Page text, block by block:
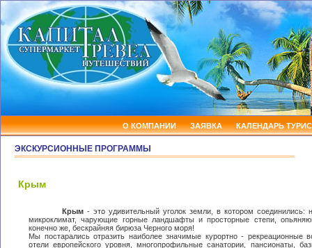
О КОМПАНИИ ЗАЯВКА КАЛЕНДАРЬ
ЭКСКУРСИОННЫЕ ПРОГРАММЫ
Крым
Крым - это удивительный уголок земли, в котором соединились:
микроклимат, чарующие горные ландшафты и просторные степи,
конечно же, бескрайняя бирюза Черного моря!
Мы постарались отразить наиболее значимые курортно - рекреационные
отели европейского уровня, многопрофильные санатории, пансионаты,